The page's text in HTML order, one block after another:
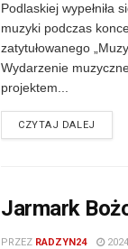
Podlaskiej wypełniła
muzyki podczas
zatytułowanego
Wydarzenie
projektem...
CZYTAJ DALEJ
Jarmark
PRZEZ RADZYN24